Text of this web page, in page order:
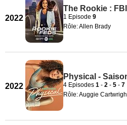
2022
The Rookie :
1 Episode 9
Rôle: Allen Brady
2022
Physical -
4 Episodes 1 - 2 - 5 - 7
Rôle: Auggie